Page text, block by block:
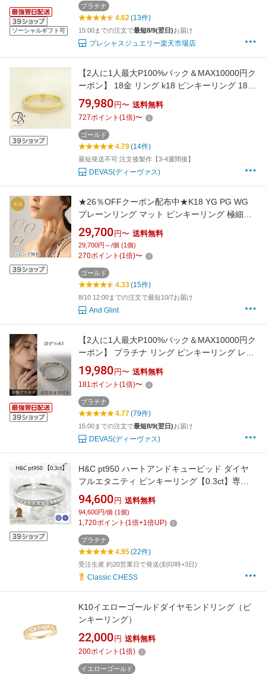
ソーシャルギフト可
プラチナ
4.62(13件)
15:00までの注文で最短8/9(翌日)お届け
プレシャスジュエリー楽天市場店
【2人に1人最大P100%バック＆MAX10000円ク
ーポン】 18金 リング k18 ピンキーリング 18k
リング レディース 指輪 メンズ シンプル 甲丸
ゴールド 2mm 18金指輪 k18リング ピンキー
18k 18 金 地金 18kリング 4号 5号 6号 7号 8号
9号 10号 11号 12号 13号 14号
79,980 円〜 送料無料
727ポイント (1倍)〜
ゴールド
4.79(14件)
最短発送不可:注文後製作【3-4週間後】
DEVAS(ディーヴァス)
★26％OFFクーポン配布中★K18 YG PG WG
プレーンリング マット ピンキーリング 極細リ
ング 華奢 1mm幅 重ね付け 地金リング 指輪 18
金 ゴールド プレゼント ギフト スキンジュエリ
ー シンプル 小ぶり 上品 40代 50代 普段使い
29,700 円〜 送料無料
29,700円～/個 (1個)
270ポイント (1倍)〜
ゴールド
4.33(15件)
8/10 12:00までの注文で最短10/7お届け
And Glint
【2人に1人最大P100%バック＆MAX10000円ク
ーポン】 プラチナ リング ピンキーリング レデ
ィース 指輪 メンズ シンプル 2連 スパイラル ね
じれ ピンキー 華奢 極細 極細リング pt850 プラ
チナ850 重ね付け 地金 プラチナリング サイズ
華奢リング 2連リング
19,980 円〜 送料無料
181ポイント (1倍)〜
プラチナ
4.77(79件)
15:00までの注文で最短8/9(翌日)お届け
DEVAS(ディーヴァス)
H&C pt950 ハートアンドキューピッド ダイヤ
フルエタニティ ピンキーリング【0.3ct】専用
スコープ付/【送料無料】【代引手数料無料】
【品質保証書】プラチナ ピンキー エタニティ
ダイヤ ダイア 指輪 ハート＆キューピット H&C
94,600 円 送料無料
94,600円/個 (1個)
1,720ポイント (1倍+1倍UP)
プラチナ
4.95(22件)
受注生産 約20営業日で発送(刻印時+3日)
Classic CHESS
K10イエローゴールドダイヤモンドリング（ピ
ンキーリング）
22,000 円 送料無料
200ポイント (1倍)
イエローゴールド